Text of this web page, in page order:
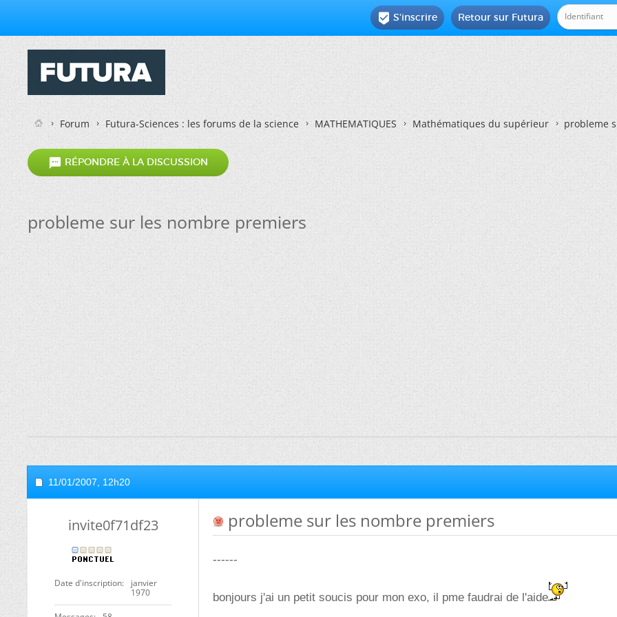
Retour sur Futura
 S'inscrire
Forum Futura-Sciences : les forums de la science MATHEMATIQUES Mathématiques du supérieur probleme
 RÉPONDRE À LA DISCUSSION
probleme sur les nombre premiers
11/01/2007, 12h20
invite0f71df23
Date d'inscription
janvier
1970
probleme sur les nombre premiers
------
bonjours j'ai un petit soucis pour mon exo, il pme faudrai de l'aide